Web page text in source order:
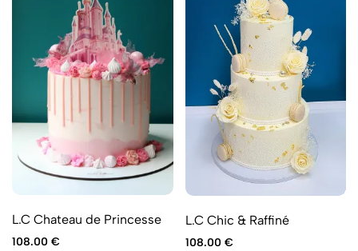
L.C Chateau de Princesse
108.00 €
L.C Chic & Raffiné
108.00 €